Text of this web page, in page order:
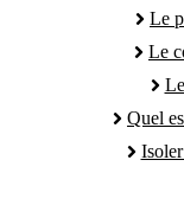
Le
Le
Quel